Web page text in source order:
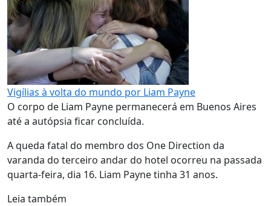
Vigílias à volta do mundo por Liam Payne
O corpo de Liam Payne permanecerá em Buenos Aires
até a autópsia ficar concluída.
A queda fatal do membro dos One Direction da
varanda do terceiro andar do hotel ocorreu na passada
quarta-feira, dia 16. Liam Payne tinha 31 anos.
Leia também